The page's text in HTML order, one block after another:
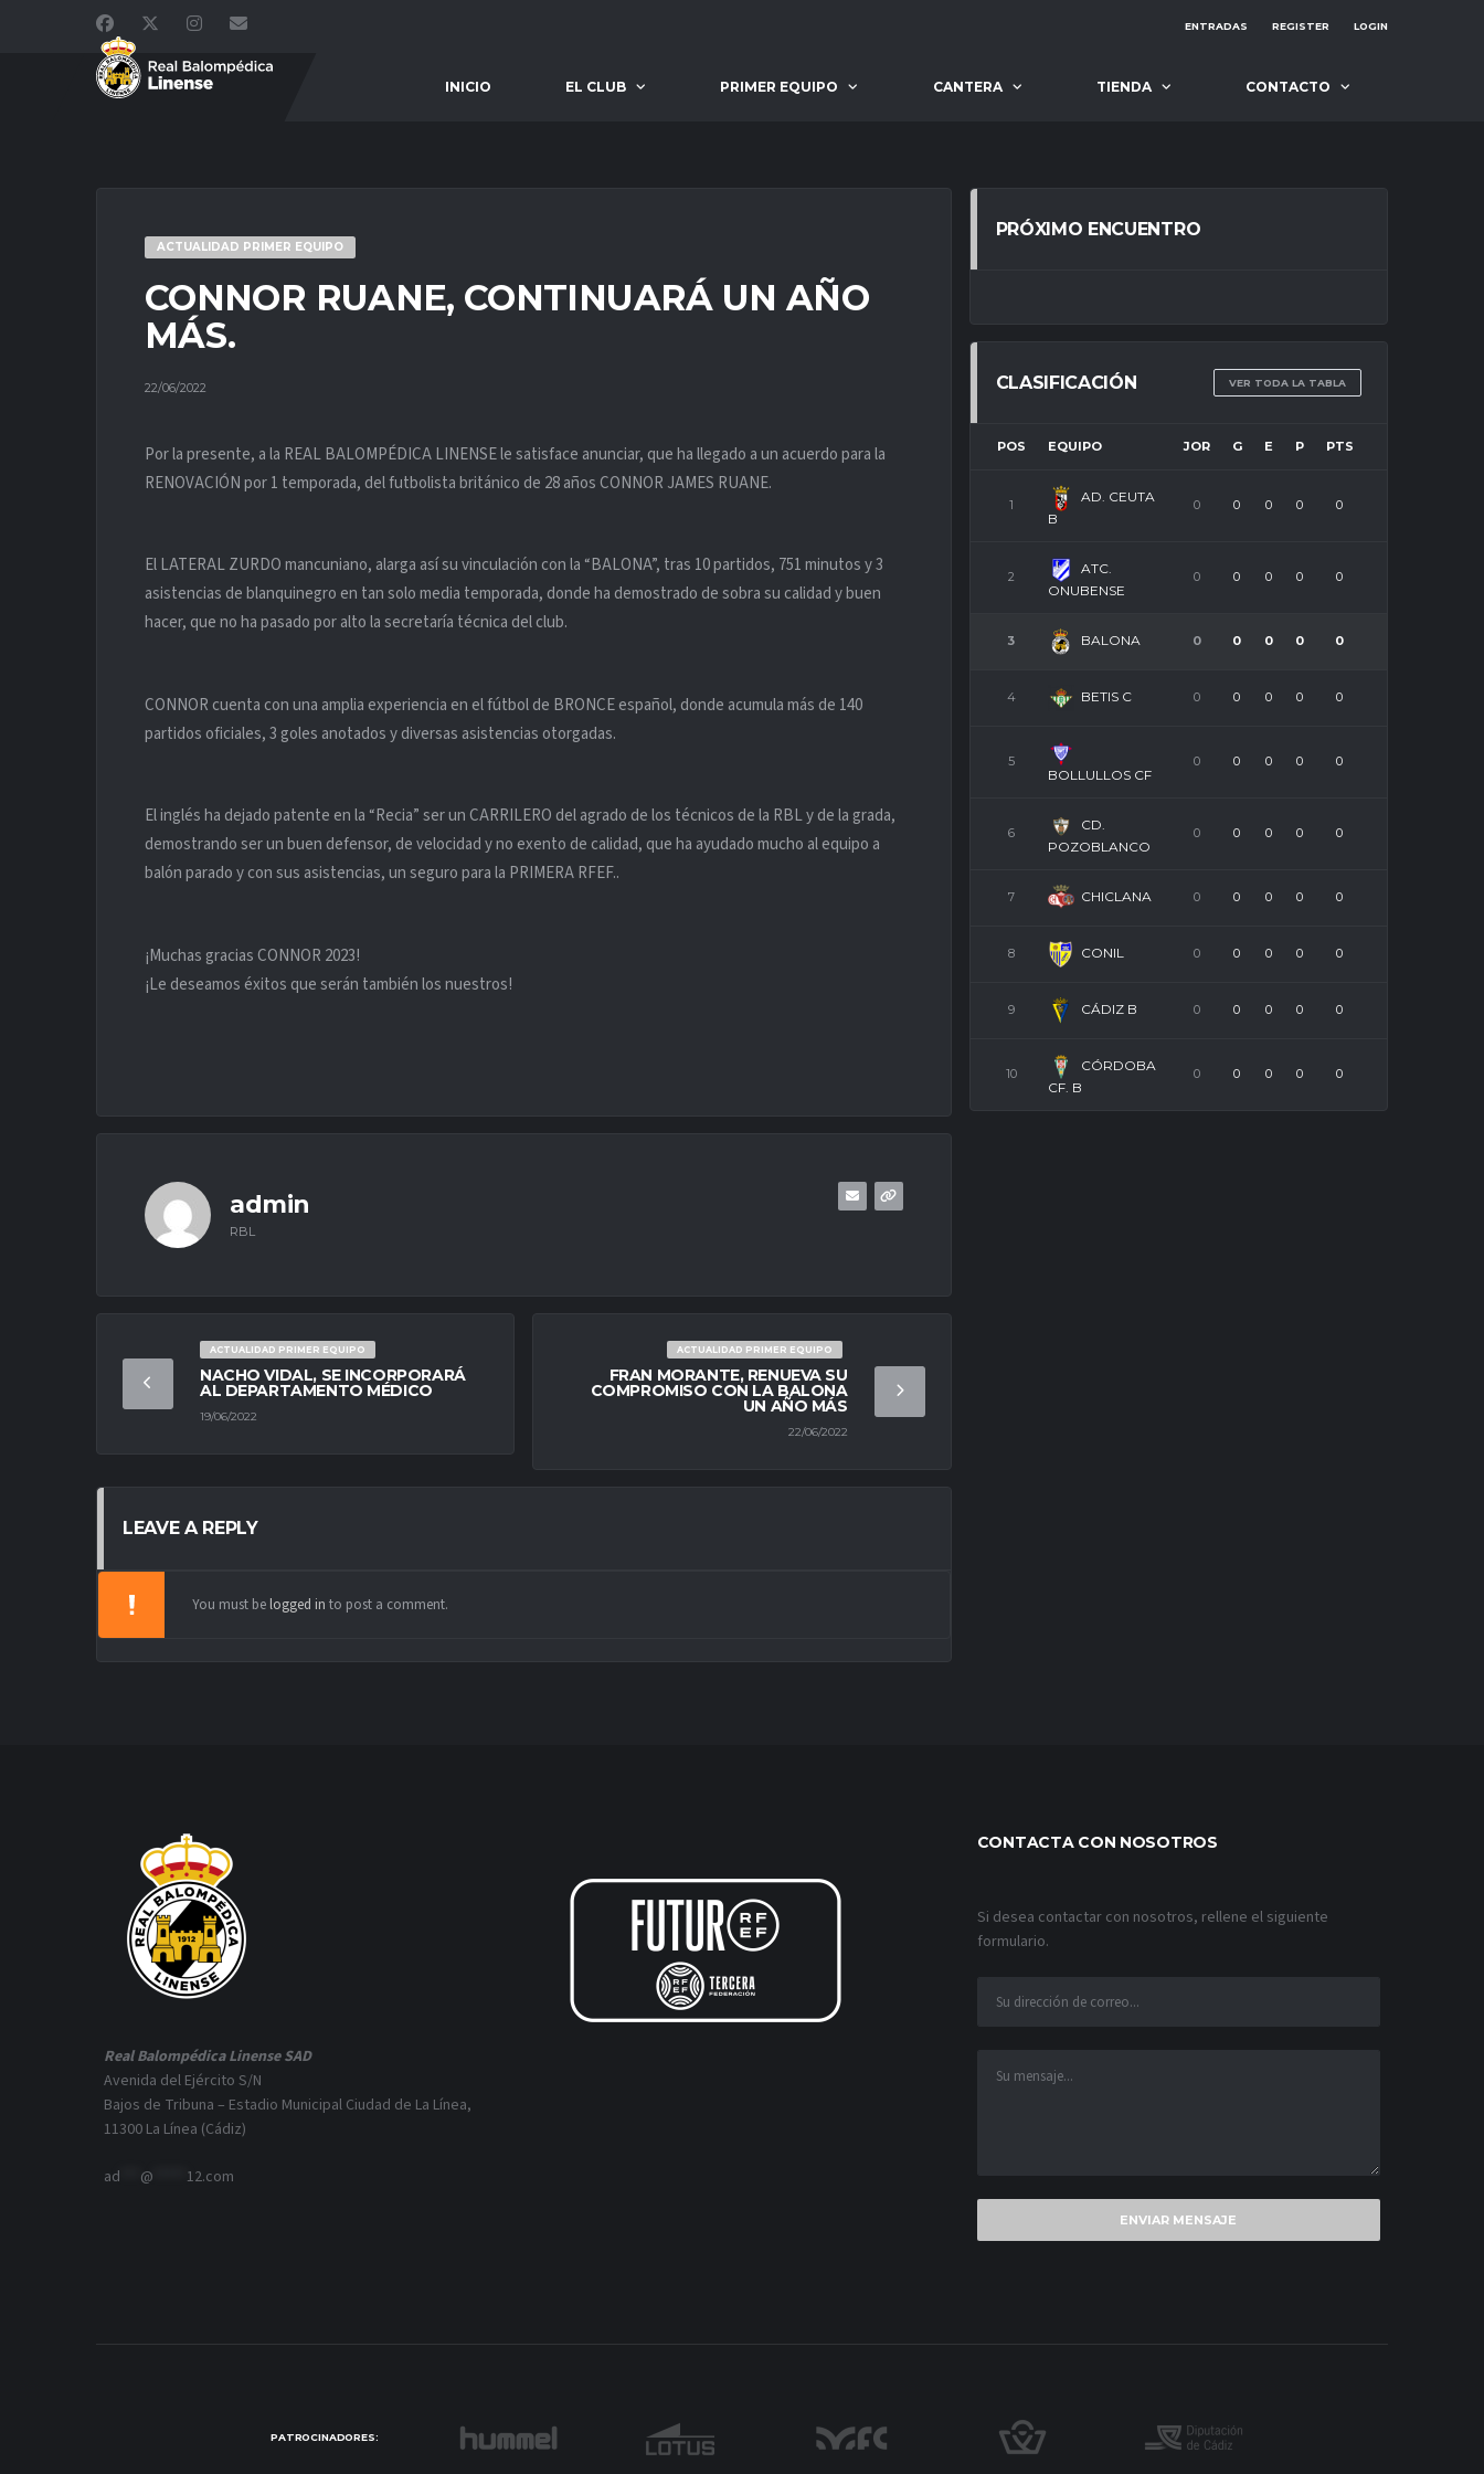
ENTRADAS REGISTER LOGIN
INICIO EL CLUB PRIMER EQUIPO CANTERA TIENDA CONTACTO
ACTUALIDAD PRIMER EQUIPO
CONNOR RUANE, CONTINUARÁ UN AÑO
MÁS.
22/06/2022
Por la presente, a la REAL BALOMPÉDICA LINENSE le satisface anunciar, que ha llegado a un acuerdo para la
RENOVACIÓN por 1 temporada, del futbolista británico de 28 años CONNOR JAMES RUANE.
El LATERAL ZURDO mancuniano, alarga así su vinculación con la “BALONA”, tras 10 partidos, 751 minutos y 3
asistencias de blanquinegro en tan solo media temporada, donde ha demostrado de sobra su calidad y buen
hacer, que no ha pasado por alto la secretaría técnica del club.
CONNOR cuenta con una amplia experiencia en el fútbol de BRONCE español, donde acumula más de 140
partidos oficiales, 3 goles anotados y diversas asistencias otorgadas.
El inglés ha dejado patente en la “Recia” ser un CARRILERO del agrado de los técnicos de la RBL y de la grada,
demostrando ser un buen defensor, de velocidad y no exento de calidad, que ha ayudado mucho al equipo a
balón parado y con sus asistencias, un seguro para la PRIMERA RFEF..
¡Muchas gracias CONNOR 2023!
¡Le deseamos éxitos que serán también los nuestros!
admin
RBL
ACTUALIDAD PRIMER EQUIPO
NACHO VIDAL, SE INCORPORARÁ
AL DEPARTAMENTO MÉDICO
19/06/2022
ACTUALIDAD PRIMER EQUIPO
FRAN MORANTE, RENUEVA SU
COMPROMISO CON LA BALONA
UN AÑO MÁS
22/06/2022
LEAVE A REPLY
You must be logged in to post a comment.
PRÓXIMO ENCUENTRO
CLASIFICACIÓN VER TODA LA TABLA
POS EQUIPO JOR G E P PTS
1
AD. CEUTA
B
0 0 0 0 0
2
ATC.
ONUBENSE
0 0 0 0 0
3 BALONA 0 0 0 0 0
4 BETIS C 0 0 0 0 0
5
BOLLULLOS CF
0 0 0 0 0
6
CD.
POZOBLANCO
0 0 0 0 0
7 CHICLANA 0 0 0 0 0
8 CONIL 0 0 0 0 0
9 CÁDIZ B 0 0 0 0 0
10
CÓRDOBA
CF. B
0 0 0 0 0
Real Balompédica Linense SAD
Avenida del Ejército S/N
Bajos de Tribuna – Estadio Municipal Ciudad de La Línea,
11300 La Línea (Cádiz)
ad @ 12.com
CONTACTA CON NOSOTROS
Si desea contactar con nosotros, rellene el siguiente
formulario.
PATROCINADORES: